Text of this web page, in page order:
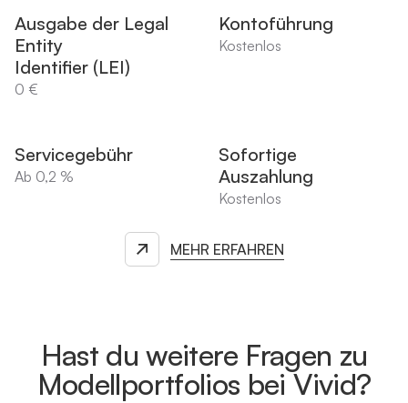
Ausgabe der Legal
Entity
Identifier (LEI)
0 €
Kontoführung
Kostenlos
Servicegebühr
Ab 0,2 %
Sofortige
Auszahlung
Kostenlos
MEHR ERFAHREN
Hast du weitere Fragen zu
Modellportfolios bei Vivid?